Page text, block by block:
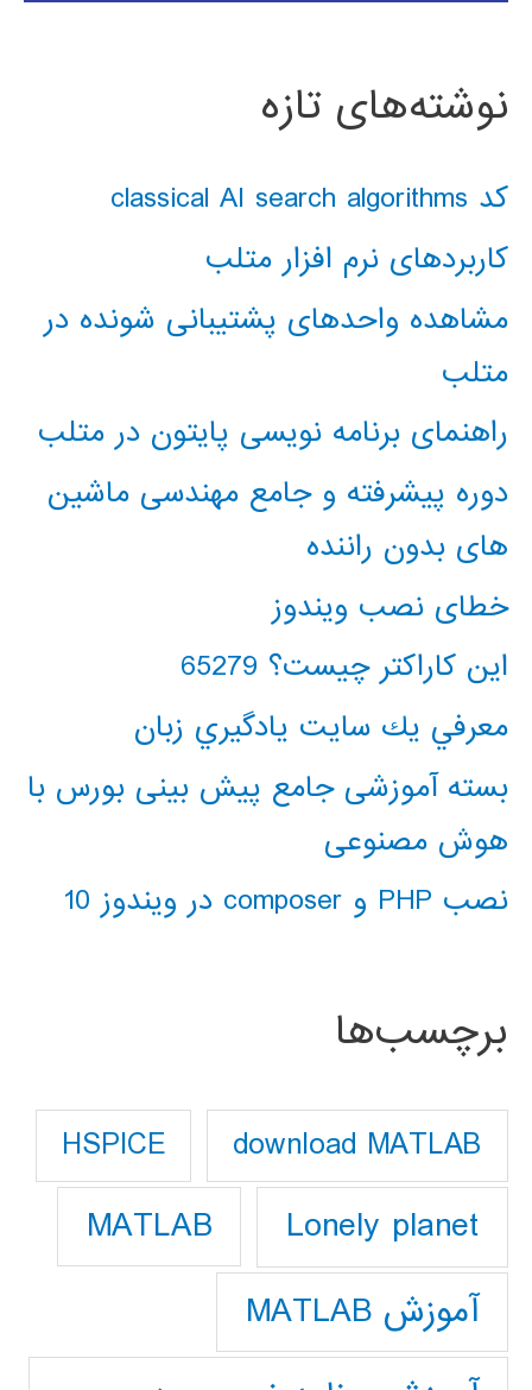
نوشته‌های تازه
کد classical AI search algorithms
کاربردهای نرم افزار متلب
مشاهده واحدهای پشتیبانی شونده در
متلب
راهنمای برنامه نویسی پایتون در متلب
دوره پیشرفته و جامع مهندسی ماشین
های بدون راننده
خطای نصب ویندوز
این کاراکتر چیست؟ 65279
معرفي يك سايت يادگيري زبان
بسته آموزشی جامع پیش بینی بورس با
هوش مصنوعی
نصب PHP و composer در ویندوز 10
برچسب‌ها
download MATLAB
HSPICE
Lonely planet
MATLAB
آموزش MATLAB